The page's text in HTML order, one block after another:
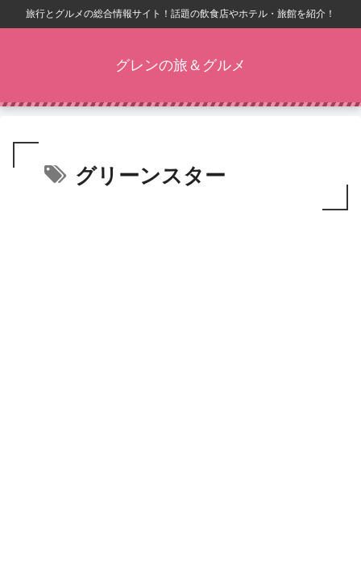
旅行とグルメの総合情報サイト！話題の飲食店やホテル・旅館を紹介！
グレンの旅＆グルメ
グリーンスター